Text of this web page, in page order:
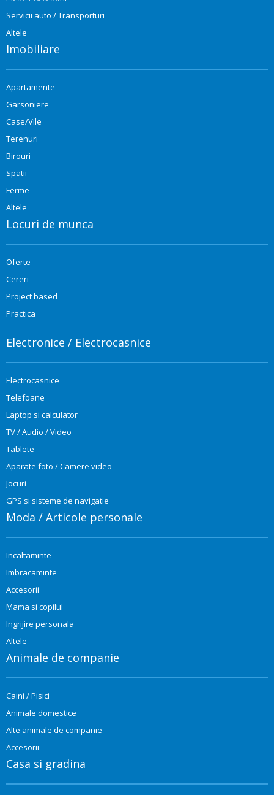
Servicii auto / Transporturi
Altele
Imobiliare
Apartamente
Garsoniere
Case/Vile
Terenuri
Birouri
Spatii
Ferme
Altele
Locuri de munca
Oferte
Cereri
Project based
Practica
Electronice / Electrocasnice
Electrocasnice
Telefoane
Laptop si calculator
TV / Audio / Video
Tablete
Aparate foto / Camere video
Jocuri
GPS si sisteme de navigatie
Moda / Articole personale
Incaltaminte
Imbracaminte
Accesorii
Mama si copilul
Ingrijire personala
Altele
Animale de companie
Caini / Pisici
Animale domestice
Alte animale de companie
Accesorii
Casa si gradina